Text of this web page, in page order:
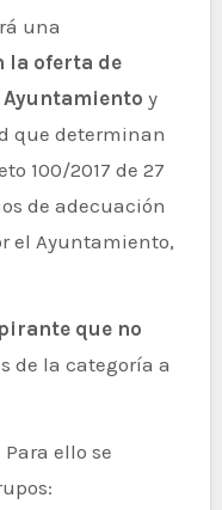
una
la oferta de
y
que determinan
100/2017 de 27
de adecuación
el Ayuntamiento,
que no
de la categoría a
Para ello se